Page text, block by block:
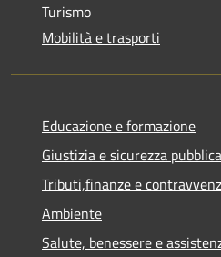
Turismo
Mobilità e trasporti
Educazione e formazione
Giustizia e sicurezza pubblica
Tributi,finanze e
Ambiente
Salute, benessere e